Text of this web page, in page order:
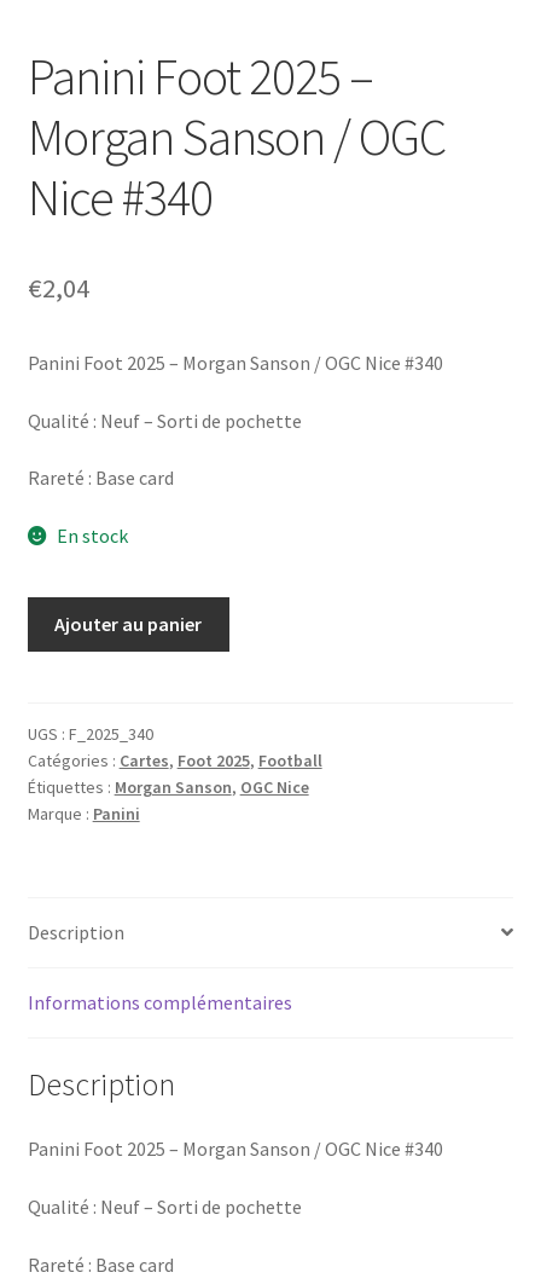
Panini Foot 2025 –
Morgan Sanson / OGC
Nice #340
€2,04
Panini Foot 2025 – Morgan Sanson / OGC Nice #340
Qualité : Neuf – Sorti de pochette
Rareté : Base card
En stock
2025
-
Morgan
Sanson
#340
Ajouter au panier
UGS : F_2025_340
Catégories : Cartes, Foot 2025, Football
Étiquettes : Morgan Sanson, OGC Nice
Marque : Panini
Description
Informations complémentaires
Description
Panini Foot 2025 – Morgan Sanson / OGC Nice #340
Qualité : Neuf – Sorti de pochette
Rareté : Base card